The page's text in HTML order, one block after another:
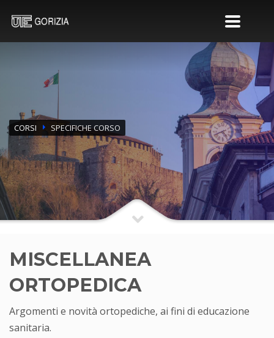
CORSI SPECIFICHE CORSO
MISCELLANEA
ORTOPEDICA
Argomenti e novità ortopediche, ai fini di educazione
sanitaria.